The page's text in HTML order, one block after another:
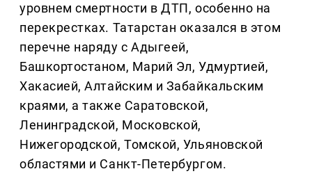
уровнем смертности в ДТП, особенно на
перекрестках. Татарстан оказался в этом
перечне наряду с Адыгеей,
Башкортостаном, Марий Эл, Удмуртией,
Хакасией, Алтайским и Забайкальским
краями, а также Саратовской,
Ленинградской, Московской,
Нижегородской, Томской, Ульяновской
областями и Санкт-Петербургом.